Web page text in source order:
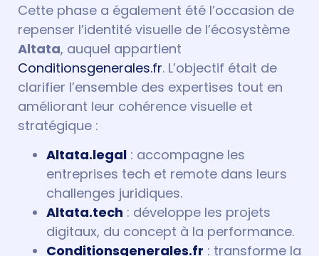
Cette phase a également été l’occasion de
repenser l’identité visuelle de l’écosystème
Altata, auquel appartient
Conditionsgenerales.fr. L’objectif était de
clarifier l’ensemble des expertises tout en
améliorant leur cohérence visuelle et
stratégique :
Altata.legal : accompagne les
entreprises tech et remote dans leurs
challenges juridiques.
Altata.tech : développe les projets
digitaux, du concept à la performance.
Conditionsgenerales.fr : transforme la